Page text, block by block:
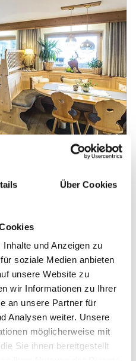
Über Cookies
und Anzeigen zu
soziale Medien anbieten
unsere Website zu
wir Informationen zu Ihrer
an unsere Partner für
Analysen weiter. Unsere
möglicherweise mit
Sie ihnen bereitgestellt